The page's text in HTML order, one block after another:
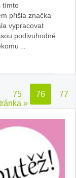
tímto
přišla značka
vypracovat
podivuhodné.
75 76
77
»